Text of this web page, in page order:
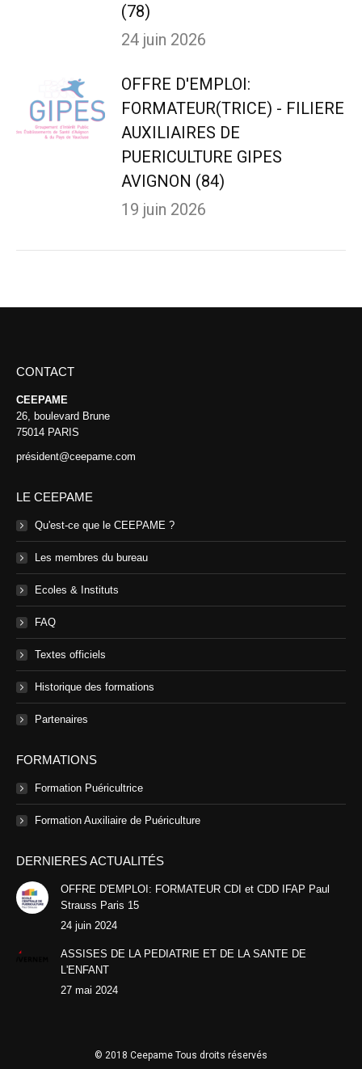
(78)
24 juin 2026
OFFRE D'EMPLOI:
FORMATEUR(TRICE) - FILIERE
AUXILIAIRES DE
PUERICULTURE GIPES
AVIGNON (84)
19 juin 2026
CONTACT
CEEPAME
26, boulevard Brune
75014 PARIS
président@ceepame.com
LE CEEPAME
Qu'est-ce que le CEEPAME ?
Les membres du bureau
Ecoles & Instituts
FAQ
Textes officiels
Historique des formations
Partenaires
FORMATIONS
Formation Puéricultrice
Formation Auxiliaire de Puériculture
DERNIERES ACTUALITÉS
OFFRE D'EMPLOI: FORMATEUR CDI et CDD IFAP Paul
Strauss Paris 15
24 juin 2024
ASSISES DE LA PEDIATRIE ET DE LA SANTE DE
L'ENFANT
27 mai 2024
© 2018 Ceepame Tous droits réservés